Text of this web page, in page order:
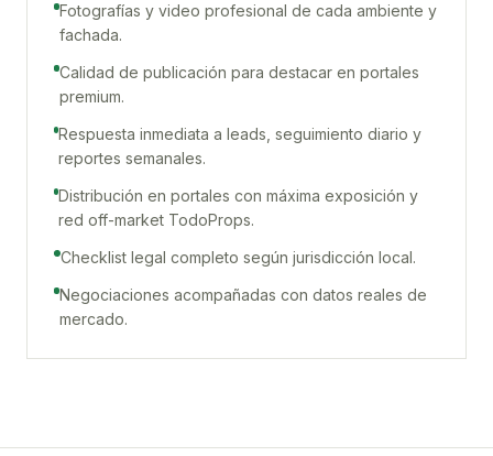
Fotografías y video profesional de cada ambiente y
fachada.
Calidad de publicación para destacar en portales
premium.
Respuesta inmediata a leads, seguimiento diario y
reportes semanales.
Distribución en portales con máxima exposición y
red off-market TodoProps.
Checklist legal completo según jurisdicción local.
Negociaciones acompañadas con datos reales de
mercado.